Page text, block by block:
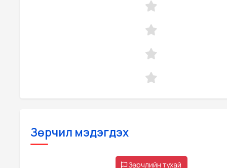
Зөрчил мэдэгдэх
Зөрчлийн тухай